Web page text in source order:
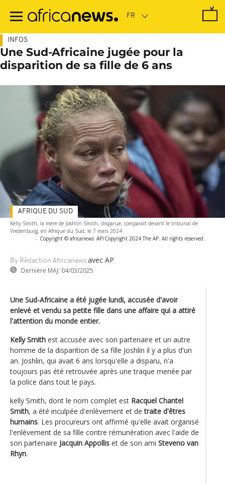
contenu
INFOS
Une Sud-Africaine jugée pour la
disparition de sa fille de 6 ans
Kelly Smith, la mère de Joshlin Smith, disparue, comparaît devant le tribunal de
Vredenburg, en Afrique du Sud, le 7 mars 2024
- Copyright © africanews AP/Copyright 2024 The AP. All rights reserved.
By Rédaction Africanews avec AP
Dernière MAJ: 04/03/2025
AFRIQUE DU SUD
Une Sud-Africaine a été jugée lundi, accusée d'avoir
enlevé et vendu sa petite fille dans une affaire qui a attiré
l'attention du monde entier.
Kelly Smith est accusée avec son partenaire et un autre
homme de la disparition de sa fille Joshlin il y a plus d'un
an. Joshlin, qui avait 6 ans lorsqu'elle a disparu, n'a
toujours pas été retrouvée après une traque menée par
la police dans tout le pays.
kelly Smith, dont le nom complet est Racquel Chantel
Smith, a été inculpée d'enlèvement et detraite d'êtres
humains. Les procureurs ont affirmé qu'elle avait organisé
l'enlèvement de sa fille contre rémunération avec l'aide de
son partenaire Jacquin Appollis et de son ami Steveno van
Rhyn.